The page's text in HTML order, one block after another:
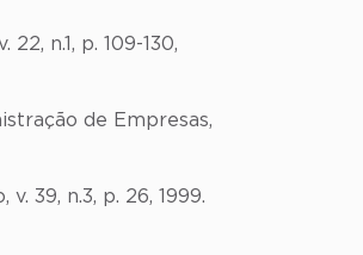
n.1, p. 109-130,
de Empresas,
39, n.3, p. 26, 1999.